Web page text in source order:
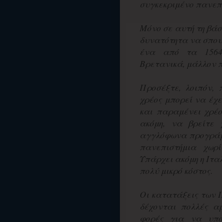
συγκεκριμένο
Μόνο σε αυτή τη
δυνατότητα να
ένα από τα 1564
Βρετανικά, μάλλον
Προσέξτε, λοιπόν,
χρέος μπορεί να
και παραμένει
ακόμη, να βρείτε
αγγλόφωνα
πανεπιστήμια
Υπάρχει ακόμη η
πολύ μικρό κόστος.
Οι κατατάξεις των
δέχονται πολλές
φορές για να